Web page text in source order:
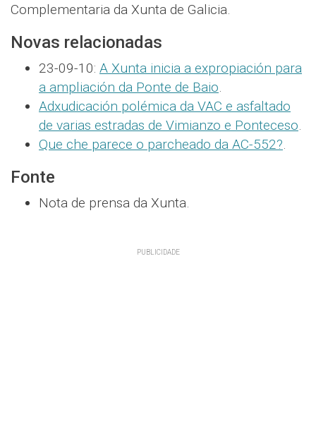
Complementaria da Xunta de Galicia.
Novas relacionadas
23-09-10: A Xunta inicia a expropiación para
a ampliación da Ponte de Baio.
Adxudicación polémica da VAC e asfaltado
de varias estradas de Vimianzo e Ponteceso.
Que che parece o parcheado da AC-552?.
Fonte
Nota de prensa da Xunta.